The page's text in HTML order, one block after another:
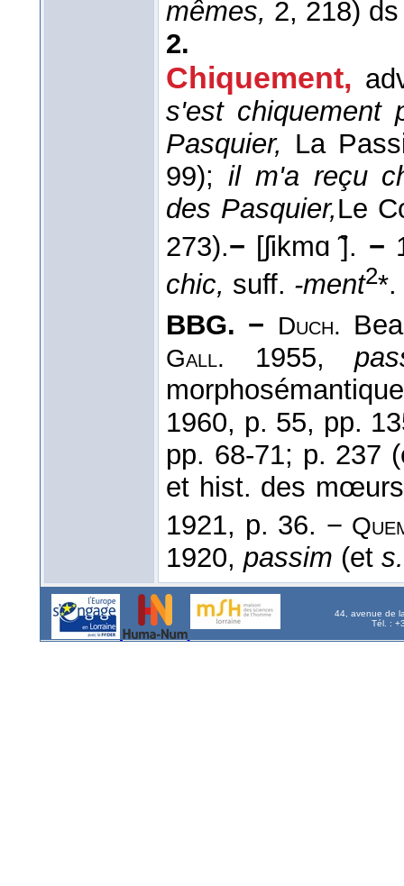
mêmes, 2, 218)
2.
Chiquement,
s'est chiquement
Pasquier, La
99); il m'a reçu
des Pasquier,Le
273).− [ʃikmɑ ̃]. −
chic, suff. -ment2*.
BBG. − Duch.
Gall. 1955,
1960, p. 55, pp.
pp. 68-71; p. 237
et hist. des
1921, p. 36. −
1920, passim (et
44, avenue de
Tél. :